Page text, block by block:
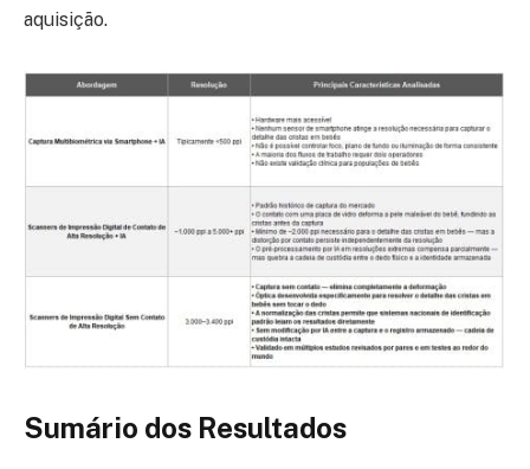
aquisição.
Sumário dos Resultados